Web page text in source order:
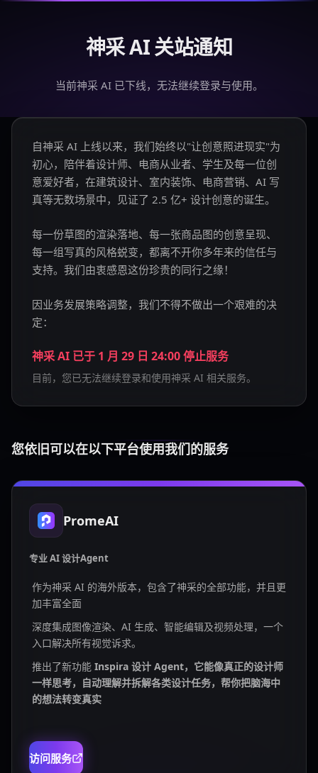
神采 AI 关站通知
当前神采 AI 已下线，无法继续登录与使用。
自神采 AI 上线以来，我们始终以"让创意照进现实"为
初心，陪伴着设计师、电商从业者、学生及每一位创
意爱好者，在建筑设计、室内装饰、电商营销、AI 写
真等无数场景中，见证了 2.5 亿+ 设计创意的诞生。
每一份草图的渲染落地、每一张商品图的创意呈现、
每一组写真的风格蜕变，都离不开你多年来的信任与
支持。我们由衷感恩这份珍贵的同行之缘！
因业务发展策略调整，我们不得不做出一个艰难的决
定：
神采 AI 已于 1 月 29 日 24:00 停止服务
目前，您已无法继续登录和使用神采 AI 相关服务。
您依旧可以在以下平台使用我们的服务
PromeAI
专业 AI 设计Agent
作为神采 AI 的海外版本，包含了神采的全部功能，并且更
加丰富全面
深度集成图像渲染、AI 生成、智能编辑及视频处理，一个
入口解决所有视觉诉求。
推出了新功能 Inspira 设计 Agent，它能像真正的设计师
一样思考，自动理解并拆解各类设计任务，帮你把脑海中
的想法转变真实
访问服务